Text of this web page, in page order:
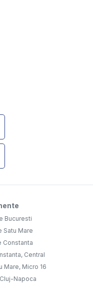
Bucuresti
Satu Mare
Constanta
Central
Mare, Micro 16
Napoca